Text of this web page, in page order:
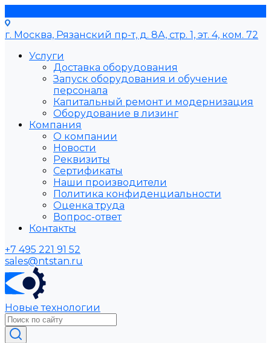
г. Москва, Рязанский пр-т, д. 8А, стр. 1, эт. 4, ком. 72
Услуги
Доставка оборудования
Запуск оборудования и обучение
персонала
Капитальный ремонт и модернизация
Оборудование в лизинг
Компания
О компании
Новости
Реквизиты
Сертификаты
Наши производители
Политика конфиденциальности
Оценка труда
Вопрос-ответ
Контакты
+7 495 221 91 52
sales@ntstan.ru
Новые технологии